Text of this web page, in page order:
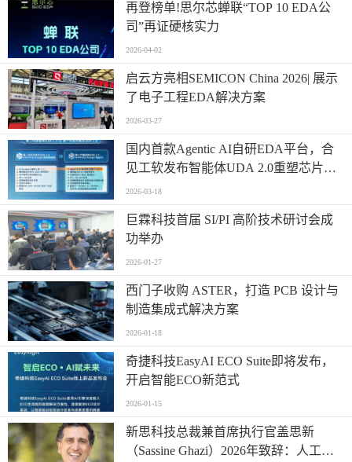
再登榜单!思尔芯蝉联“TOP 10 EDA公
司”再证硬核实力
2026-04-02
启云方亮相SEMICON China 2026| 展示
了电子工程EDA解决方案
2026-03-27
国内首款Agentic AI自研EDA平台，合
见工软发布智能体UDA 2.0重塑芯片设
计范式
2026-03-18
巨霖科技首届 SI/PI 高阶技术研讨会成
功举办
2026-01-27
西门子收购 ASTER，打造 PCB 设计与
制造集成式解决方案
2026-01-18
奇捷科技EasyAI ECO Suite即将发布，
开启智能ECO新范式
2026-01-15
新思科技总裁兼首席执行官盖思新
（Sassine Ghazi）2026年致辞：人工智